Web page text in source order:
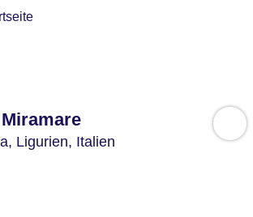
Ligurien, Italien